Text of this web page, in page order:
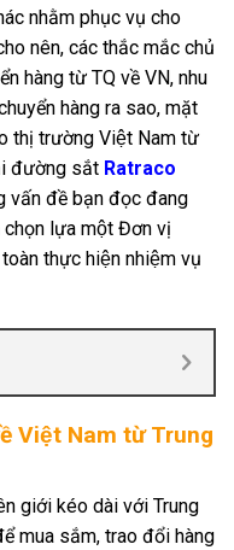
nhằm phục vụ cho
nên, các thắc mắc chủ
hàng từ TQ về VN, nhu
hàng ra sao, mặt
thị trường Việt Nam từ
đường sắt Ratraco
vấn đề bạn đọc đang
chọn lựa một Đơn vị
thực hiện nhiệm vụ
Việt Nam từ Trung
giới kéo dài với Trung
mua sắm, trao đổi hàng